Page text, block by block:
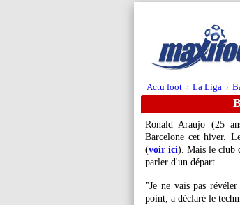
Actu foot > La Liga >
RonaldAraujo (25
Barcelone cet hiver.
(voir ici). Mais le club
parler d'un départ.
"Je ne vais pas
point, a déclaré le